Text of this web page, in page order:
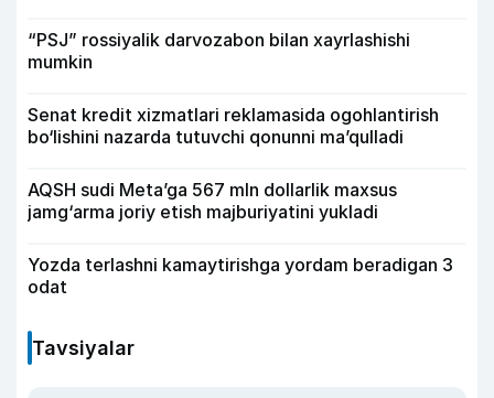
“PSJ” rossiyalik darvozabon bilan xayrlashishi
mumkin
Senat kredit xizmatlari reklamasida ogohlantirish
bo‘lishini nazarda tutuvchi qonunni ma’qulladi
AQSH sudi Meta’ga 567 mln dollarlik maxsus
jamg‘arma joriy etish majburiyatini yukladi
Yozda terlashni kamaytirishga yordam beradigan 3
odat
Tavsiyalar